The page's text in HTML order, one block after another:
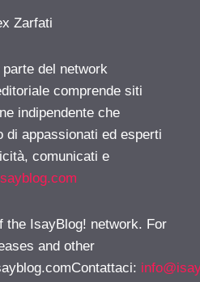
Zarfati
del network
comprende siti
indipendente che
di appassionati ed esperti
comunicati e
the IsayBlog! network. For
and other
: